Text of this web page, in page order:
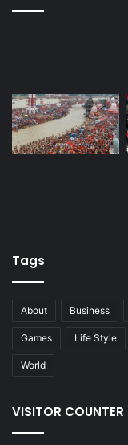
Tags
About Business
Games Life Style
World
VISITOR COUNTER